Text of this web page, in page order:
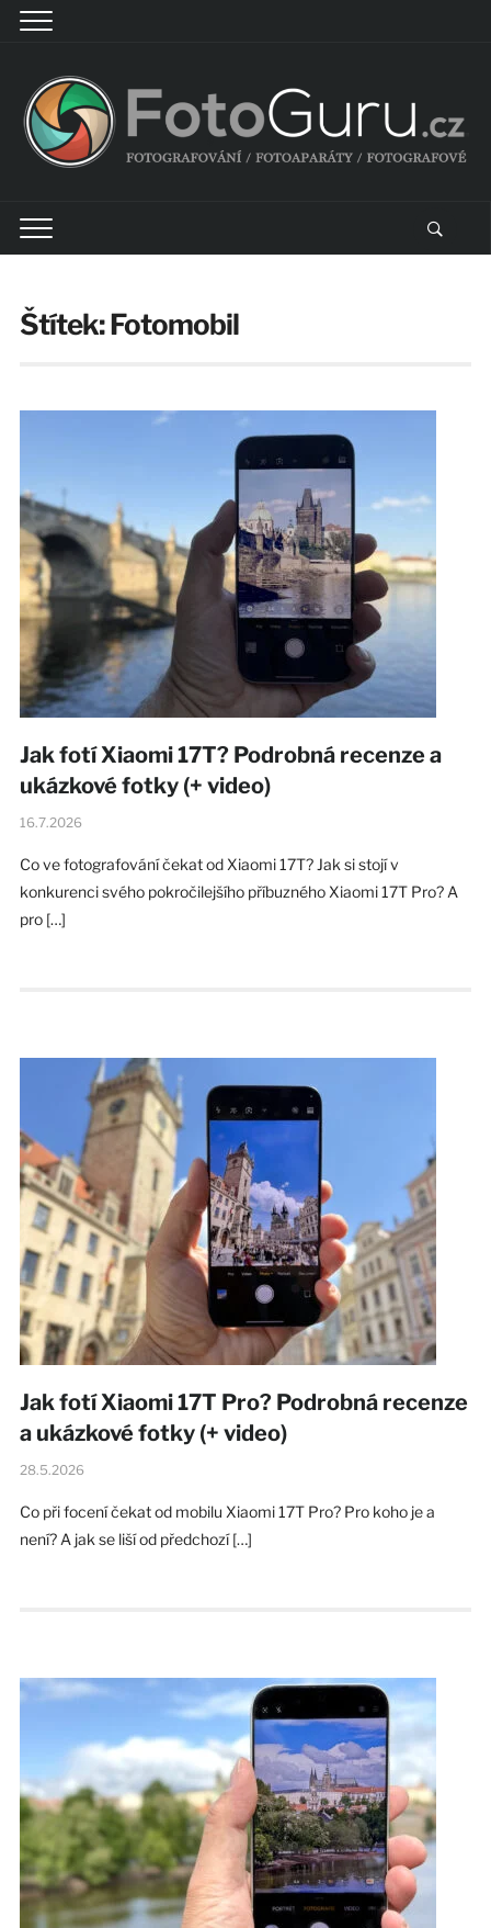
Štítek:Fotomobil
Jak fotí Xiaomi 17T? Podrobná recenze a
ukázkové fotky (+ video)
16.7.2026
Co ve fotografování čekat od Xiaomi 17T? Jak si stojí v
konkurenci svého pokročilejšího příbuzného Xiaomi 17T Pro? A
pro […]
Jak fotí Xiaomi 17T Pro? Podrobná recenze
a ukázkové fotky (+ video)
28.5.2026
Co při focení čekat od mobilu Xiaomi 17T Pro? Pro koho je a
není? A jak se liší od předchozí […]